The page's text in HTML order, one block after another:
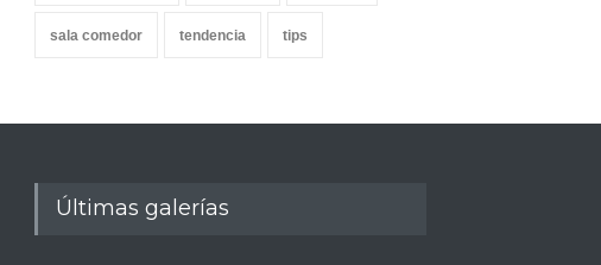
sala comedor tendencia tips
Últimas galerías